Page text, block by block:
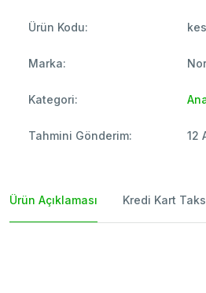
Ürün Kodu:
Marka:
Kategori:
Tahmini Gönderim: 12
Ürün Açıklaması Kredi Kart